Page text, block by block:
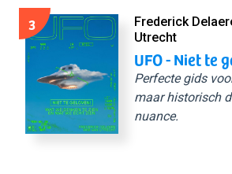
3
Frederick
Utrecht
UFO - Niet te
Perfecte gids
maar historisch
nuance.